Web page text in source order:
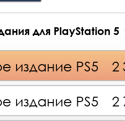
для PlayStation 5
издание PS5 2
издание PS5 2